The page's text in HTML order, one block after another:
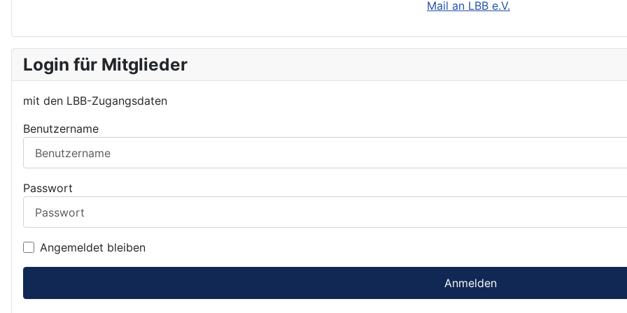
Mail an LBB e.V.
Login für Mitglieder
mit den LBB-Zugangsdaten
Benutzername
Passwort
Angemeldet bleiben
Anmelden